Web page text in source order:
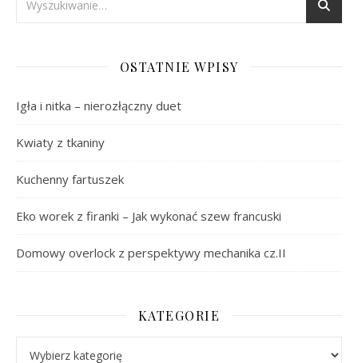
OSTATNIE WPISY
Igła i nitka – nierozłączny duet
Kwiaty z tkaniny
Kuchenny fartuszek
Eko worek z firanki – Jak wykonać szew francuski
Domowy overlock z perspektywy mechanika cz.II
KATEGORIE